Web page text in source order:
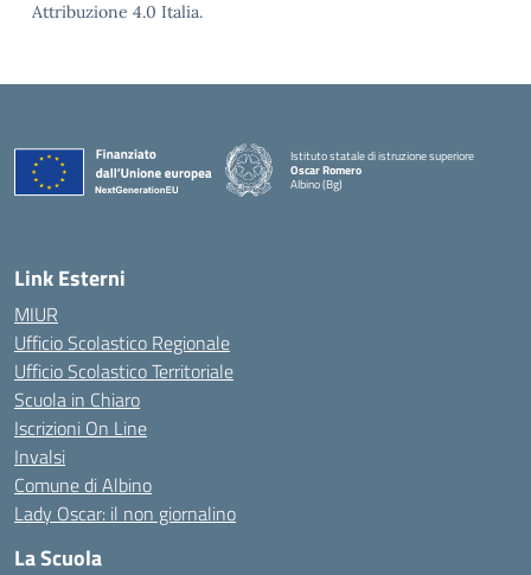
Attribuzione 4.0 Italia.
Istituto statale di istruzione superiore
Oscar Romero
Albino (Bg)
Link Esterni
MIUR
Ufficio Scolastico Regionale
Ufficio Scolastico Territoriale
Scuola in Chiaro
Iscrizioni On Line
Invalsi
Comune di Albino
Lady Oscar: il non giornalino
La Scuola